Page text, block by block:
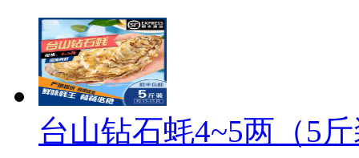
台山钻石蚝4~5两（5